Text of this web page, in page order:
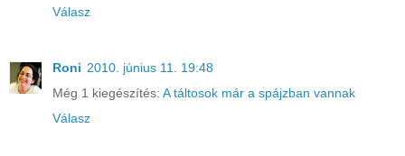
Válasz
Roni 2010. június 11. 19:48
Még 1 kiegészítés: A táltosok már a spájzban vannak
Válasz